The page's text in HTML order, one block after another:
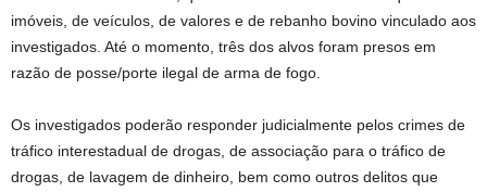
imóveis, de veículos, de valores e de rebanho bovino vinculado aos
investigados. Até o momento, três dos alvos foram presos em
razão de posse/porte ilegal de arma de fogo.
Os investigados poderão responder judicialmente pelos crimes de
tráfico interestadual de drogas, de associação para o tráfico de
drogas, de lavagem de dinheiro, bem como outros delitos que